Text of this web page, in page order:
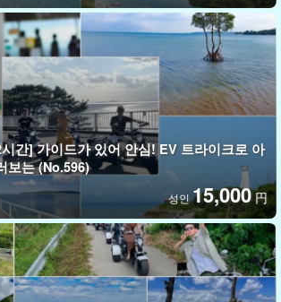
간] 가이드가 있어 안심! EV 트라이크로 아
보는 (No.596)
성인15,000 円